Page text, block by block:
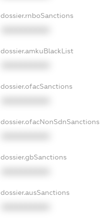
dossier.rnboSanctions
dossier.amkuBlackList
dossier.ofacSanctions
dossier.ofacNonSdnSanctions
dossier.gbSanctions
dossier.ausSanctions